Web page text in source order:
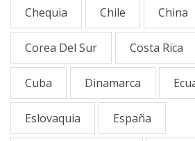
Chequia Chile China
Corea Del Sur Costa Rica
Cuba Dinamarca
Eslovaquia España